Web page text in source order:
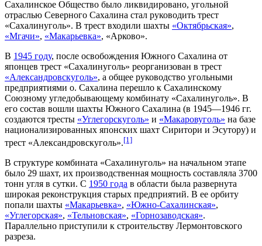
Сахалинское Общество было ликвидировано, угольной
отраслью Северного Сахалина стал руководить трест
«Сахалинуголь». В трест входили шахты «Октябрьская»,
«Мгачи», «Макарьевка», «Арково».
В 1945 году, после освобождения Южного Сахалина от
японцев трест «Сахалинуголь» реорганизован в трест
«Александровскуголь», а общее руководство угольными
предприятиями о. Сахалина перешло к Сахалинскому
Союзному угледобывающему комбинату «Сахалинуголь». В
его состав вошли шахты Южного Сахалина (в 1945—1946 гг.
создаются тресты «Углегорскуголь» и «Макаровуголь» на базе
национализированных японских шахт Сиритори и Эсутору) и
трест «Александровскуголь».[1]
В структуре комбината «Сахалинуголь» на начальном этапе
было 29 шахт, их производственная мощность составляла 3700
тонн угля в сутки. С 1950 года в области была развернута
широкая реконструкция старых предприятий. В ее орбиту
попали шахты «Макарьевка», «Южно-Сахалинская»,
«Углегорская», «Тельновская», «Горнозаводская».
Параллельно приступили к строительству Лермонтовского
разреза.